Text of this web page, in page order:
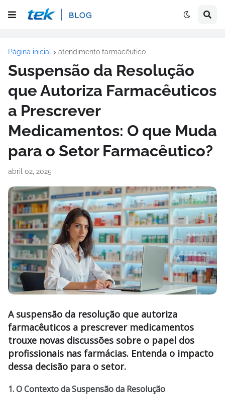
Página inicial atendimento farmacêutico
Suspensão da Resolução
que Autoriza Farmacêuticos
a Prescrever
Medicamentos: O que Muda
para o Setor Farmacêutico?
abril 02, 2025
A suspensão da resolução que autoriza
farmacêuticos a prescrever medicamentos
trouxe novas discussões sobre o papel dos
profissionais nas farmácias. Entenda o impacto
dessa decisão para o setor.
1. O Contexto da Suspensão da Resolução